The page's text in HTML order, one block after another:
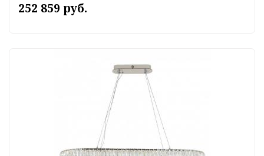
252 859 руб.